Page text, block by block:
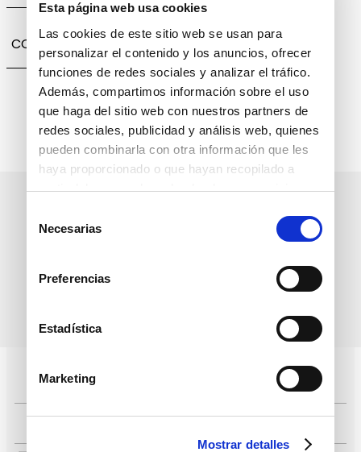
Esta página web usa cookies
Las cookies de este sitio web se usan para
personalizar el contenido y los anuncios, ofrecer
funciones de redes sociales y analizar el tráfico.
Además, compartimos información sobre el uso
que haga del sitio web con nuestros partners de
redes sociales, publicidad y análisis web, quienes
pueden combinarla con otra información que les
haya proporcionado o que hayan recopilado a
partir del uso que haya hecho de sus servicios.
deNecesarias
Preferencias
Estadística
Marketing
Mostrar detalles
COMPARTIR
Suscríbete a nuestro boletín
datos personales
Pagos 100% seguros, página certificada